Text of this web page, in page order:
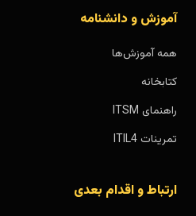
آموزش و دانشنامه
همه آموزش‌ها
کتابخانه
راهنمای ITSM
تمرینات ITIL4
ارتباط و اقدام بعدی